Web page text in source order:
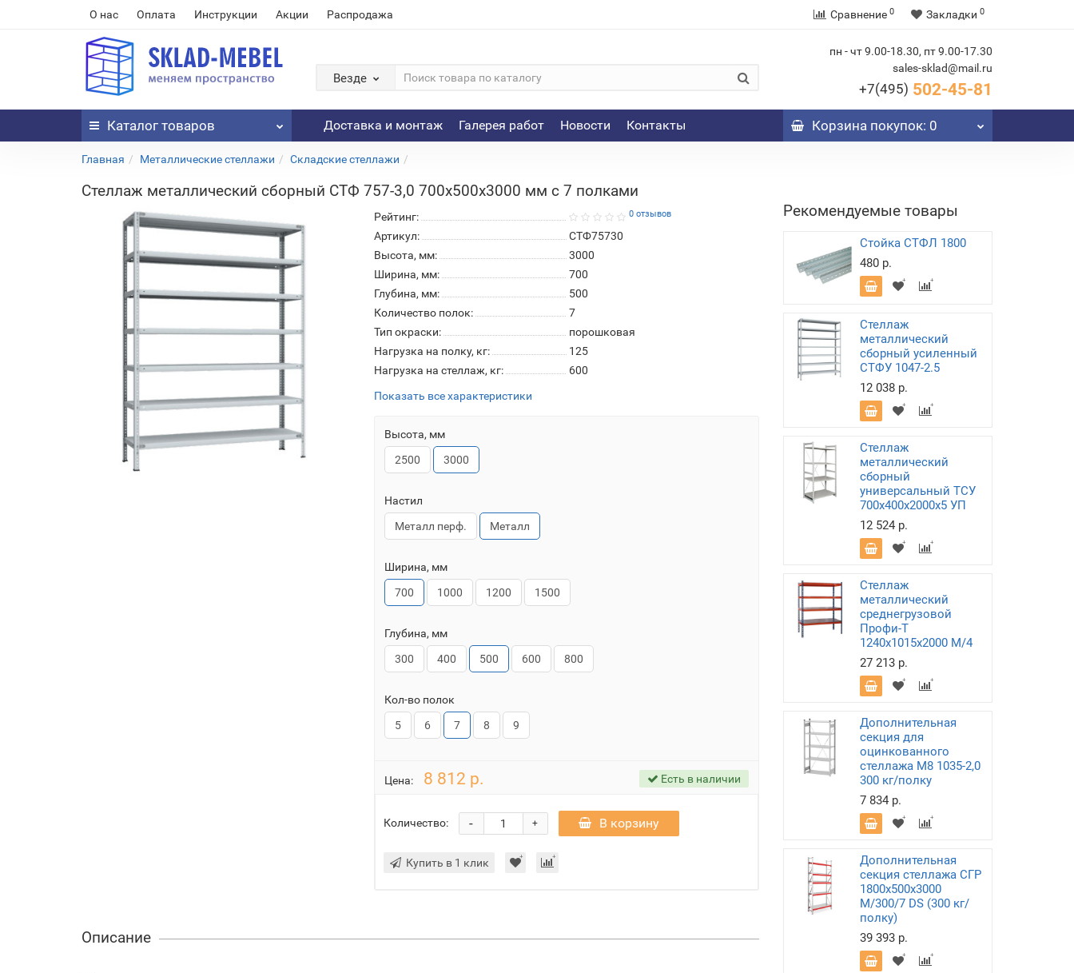
О нас Оплата Инструкции Акции Распродажа Сравнение 0 Закладки 0
Везде
пн - чт 9.00-18.30, пт 9.00-17.30
sales-sklad@mail.ru
+7(495) 502-45-81
Каталог товаров Доставка и монтаж Галерея работ Новости Контакты Корзинапокупок: 0
Главная Металлические стеллажи Складские стеллажи
Стеллаж металлический сборный СТФ 757-3,0 700х500х3000 мм с 7 полками
Рейтинг: 0 отзывов
Артикул:
СТФ75730
Высота, мм:
3000
Ширина, мм:
700
Глубина, мм:
500
Количество полок:
7
Тип окраски:
порошковая
Нагрузка на полку, кг:
125
Нагрузка на стеллаж, кг:
600
Показать все характеристики
Высота, мм
2500
3000
Настил
Металл перф.
Металл
Ширина, мм
700
1000 1200 1500
Глубина, мм
300
400 500 600 800
Кол-во полок
5
6 7 8 9
Цена: 8 812 р. Есть в наличии
Количество: +
- В корзину
Купить в 1 клик
Описание
Рекомендуемые товары
Стойка СТФЛ 1800
480 р.
Стеллаж
металлический
сборный усиленный
СТФУ 1047-2.5
12 038 р.
Стеллаж
металлический
сборный
универсальный ТСУ
700х400х2000х5 УП
12 524 р.
Стеллаж
металлический
среднегрузовой
Профи-Т
1240х1015х2000 M/4
27 213 р.
Дополнительная
секция для
оцинкованного
стеллажа М8 1035-2,0
300 кг/полку
7 834 р.
Дополнительная
секция стеллажа СГР
1800х500х3000
M/300/7 DS (300 кг/
полку)
39 393 р.